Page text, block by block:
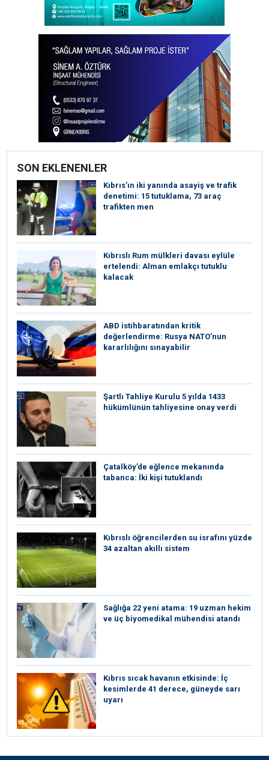
SON EKLENENLER
Kıbrıs’ın iki yanında asayiş ve trafik
denetimi: 15 tutuklama, 73 araç
trafikten men
Kıbrıslı Rum mülkleri davası eylüle
ertelendi: Alman emlakçı tutuklu
kalacak
ABD istihbaratından kritik
değerlendirme: Rusya NATO’nun
kararlılığını sınayabilir
Şartlı Tahliye Kurulu 5 yılda 1433
hükümlünün tahliyesine onay verdi
Çatalköy’de eğlence mekanında
tabanca: İki kişi tutuklandı
Kıbrıslı öğrencilerden su israfını yüzde
34 azaltan akıllı sistem
Sağlığa 22 yeni atama: 19 uzman hekim
ve üç biyomedikal mühendisi atandı
Kıbrıs sıcak havanın etkisinde: İç
kesimlerde 41 derece, güneyde sarı
uyarı